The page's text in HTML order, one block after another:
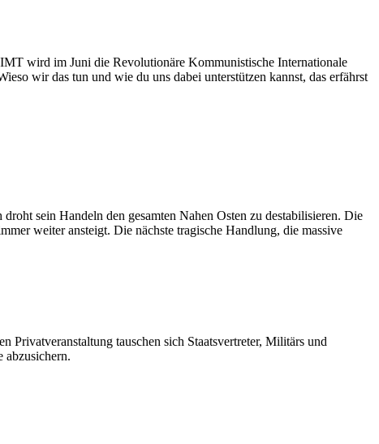
wird im Juni die Revolutionäre Kommunistische Internationale
wir das tun und wie du uns dabei unterstützen kannst, das erfährst
sein Handeln den gesamten Nahen Osten zu destabilisieren. Die
weiter ansteigt. Die nächste tragische Handlung, die massive
Privatveranstaltung tauschen sich Staatsvertreter, Militärs und
abzusichern.